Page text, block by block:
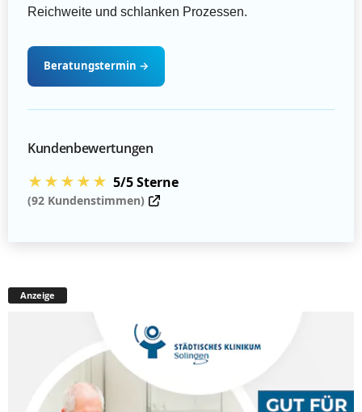
Reichweite und schlanken Prozessen.
Beratungstermin →
Kundenbewertungen
★★★★★ 5/5 Sterne
(92 Kundenstimmen)
Anzeige